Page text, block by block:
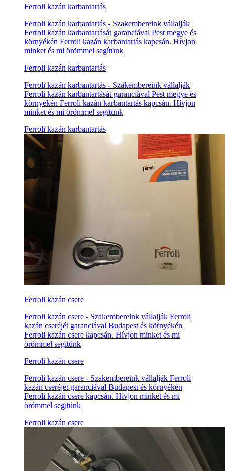
Ferroli kazán karbantartás
Ferroli kazán karbantartás - Szakembereink vállalják
Ferroli kazán karbantartását garanciával Pest megye és
környékén Ferroli kazán karbantartás kapcsán. Hívjon
minket és mi örömmel segítünk
Ferroli kazán karbantartás
Ferroli kazán karbantartás - Szakembereink vállalják
Ferroli kazán karbantartását garanciával Pest megye és
környékén Ferroli kazán karbantartás kapcsán. Hívjon
minket és mi örömmel segítünk
Ferroli kazán karbantartás
Ferroli kazán csere
Ferroli kazán csere - Szakembereink vállalják Ferroli
kazán cseréjét garanciával Budapest és környékén
Ferroli kazán csere kapcsán. Hívjon minket és mi
örömmel segítünk
Ferroli kazán csere
Ferroli kazán csere - Szakembereink vállalják Ferroli
kazán cseréjét garanciával Budapest és környékén
Ferroli kazán csere kapcsán. Hívjon minket és mi
örömmel segítünk
Ferroli kazán csere